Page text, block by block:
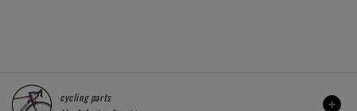
cycling parts